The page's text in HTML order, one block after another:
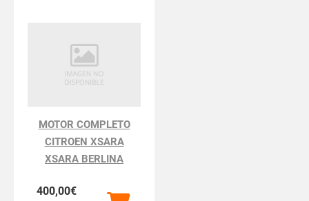
MOTOR COMPLETO
CITROEN XSARA
XSARA BERLINA
400,00€